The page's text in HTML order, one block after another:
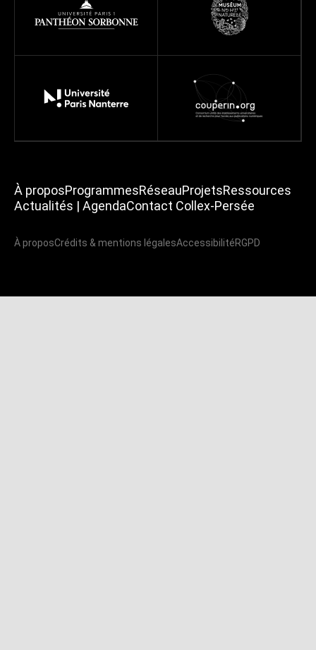
À proposProgrammesRéseauProjetsRessources
Actualités | AgendaContact Collex-Persée
À proposCrédits & mentions légalesAccessibilitéRGPD